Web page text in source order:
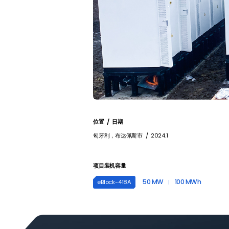
位置 / 日期
匈牙利，布达佩斯市 / 2024.1
项目装机容量
eBlock-418A 50 MW 100 MWh